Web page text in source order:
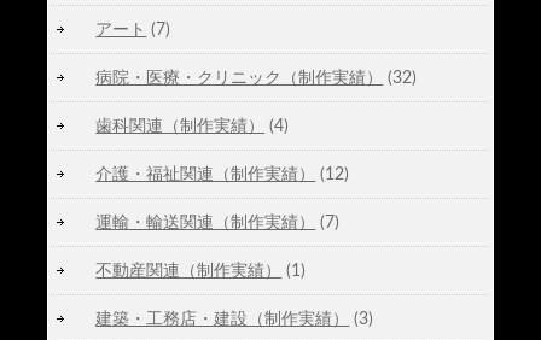
アート (7)
病院・医療・クリニック（制作実績） (32)
歯科関連（制作実績） (4)
介護・福祉関連（制作実績） (12)
運輸・輸送関連（制作実績） (7)
不動産関連（制作実績） (1)
建築・工務店・建設（制作実績） (3)